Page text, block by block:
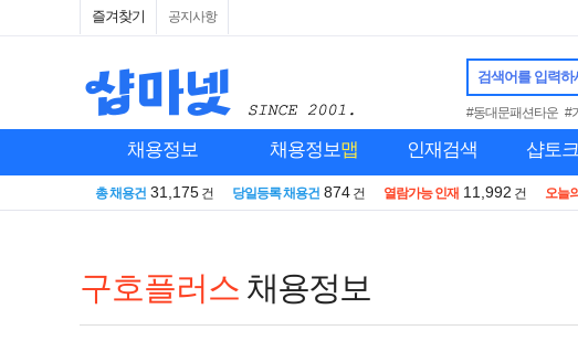
즐겨찾기 공지사항
검색어를 입력하
#동대문패션타운 #
채용정보 채용정보맵 인재검색 샵토크
총 채용건 31,175 건 당일등록 채용건 874 건 열람가능 인재 11,992 건 오늘
구호플러스 채용정보